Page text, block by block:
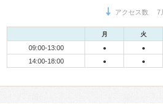
アクセス数 7
月 火
09:00-13:00 ● ●
14:00-18:00
● ●